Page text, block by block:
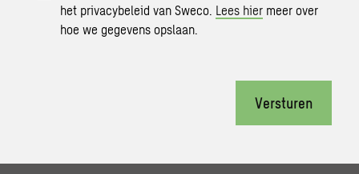
het privacybeleid van Sweco. Lees hier meer over
hoe we gegevens opslaan.
Versturen